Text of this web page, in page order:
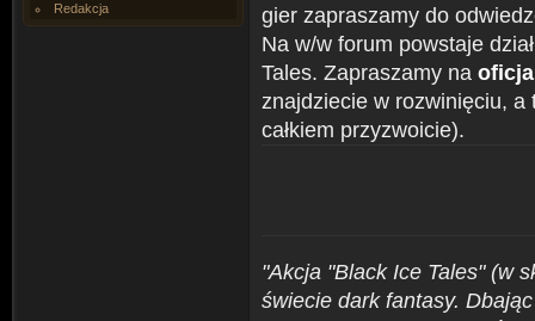
Redakcja
gier zapraszamy do
Na w/w forum powstaje
Tales. Zapraszamy na
znajdziecie w rozwinięciu,
całkiem przyzwoicie).
"Akcja "Black Ice Tales" (w
świecie dark fantasy.